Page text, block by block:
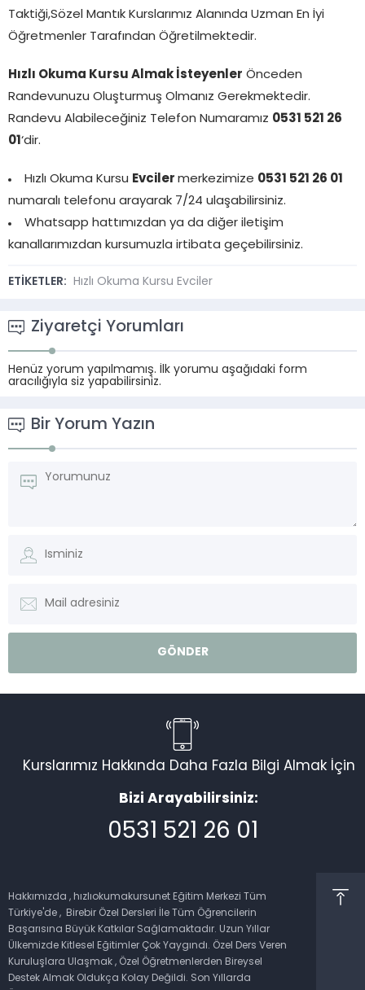
Taktiği,Sözel Mantık Kurslarımız Alanında Uzman En İyi
Öğretmenler Tarafından Öğretilmektedir.
Hızlı Okuma Kursu Almak İsteyenler Önceden
Randevunuzu Oluşturmuş Olmanız Gerekmektedir.
Randevu Alabileceğiniz Telefon Numaramız 0531 521 26
01 ‘dir.
Hızlı Okuma Kursu Evciler merkezimize 0531 521 26 01
numaralı telefonu arayarak 7/24 ulaşabilirsiniz.
Whatsapp hattımızdan ya da diğer iletişim
kanallarımızdan kursumuzla irtibata geçebilirsiniz.
ETİKETLER: Hızlı Okuma Kursu Evciler
Ziyaretçi Yorumları
Henüz yorum yapılmamış. İlk yorumu aşağıdaki form
aracılığıyla siz yapabilirsiniz.
Bir Yorum Yazın
Kurslarımız Hakkında Daha Fazla Bilgi Almak İçin
Bizi Arayabilirsiniz:
0531 521 26 01
Hakkımızda , hızlıokumakursunet Eğitim Merkezi Tüm
Türkiye'de , Birebir Özel Dersleri İle Tüm Öğrencilerin
Başarısına Büyük Katkılar Sağlamaktadır. Uzun Yıllar
Ülkemizde Kitlesel Eğitimler Çok Yaygındı. Özel Ders Veren
Kuruluşlara Ulaşmak , Özel Öğretmenlerden Bireysel
Destek Almak Oldukça Kolay Değildi. Son Yıllarda
Cevap Yaz